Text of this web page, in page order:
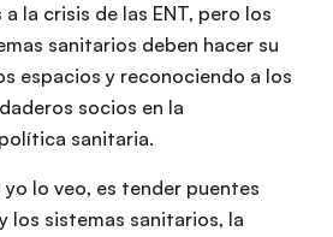
la crisis de las ENT, pero los
sanitarios deben hacer su
espacios y reconociendo a los
socios en la
sanitaria.
lo veo, es tender puentes
los sistemas sanitarios, la